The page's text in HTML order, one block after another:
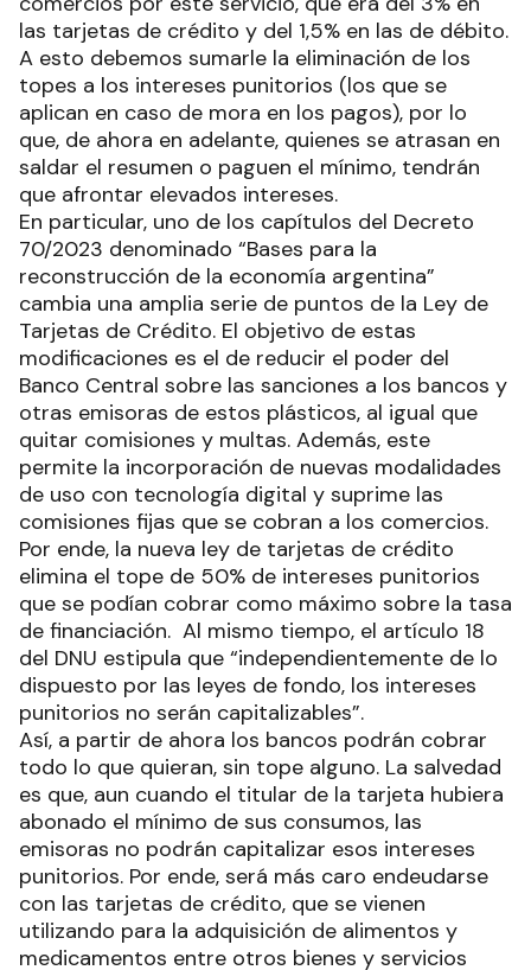
las tarjetas de crédito y del 1,5% en las de débito.
A esto debemos sumarle la eliminación de los
topes a los intereses punitorios (los que se
aplican en caso de mora en los pagos), por lo
que, de ahora en adelante, quienes se atrasan en
saldar el resumen o paguen el mínimo, tendrán
que afrontar elevados intereses.
En particular, uno de los capítulos del Decreto
70/2023 denominado “Bases para la
reconstrucción de la economía argentina”
cambia una amplia serie de puntos de la Ley de
Tarjetas de Crédito. El objetivo de estas
modificaciones es el de reducir el poder del
Banco Central sobre las sanciones a los bancos y
otras emisoras de estos plásticos, al igual que
quitar comisiones y multas. Además, este
permite la incorporación de nuevas modalidades
de uso con tecnología digital y suprime las
comisiones fijas que se cobran a los comercios.
Por ende, la nueva ley de tarjetas de crédito
elimina el tope de 50% de intereses punitorios
que se podían cobrar como máximo sobre la tasa
de financiación. Al mismo tiempo, el artículo 18
del DNU estipula que “independientemente de lo
dispuesto por las leyes de fondo, los intereses
punitorios no serán capitalizables”.
Así, a partir de ahora los bancos podrán cobrar
todo lo que quieran, sin tope alguno. La salvedad
es que, aun cuando el titular de la tarjeta hubiera
abonado el mínimo de sus consumos, las
emisoras no podrán capitalizar esos intereses
punitorios. Por ende, será más caro endeudarse
con las tarjetas de crédito, que se vienen
utilizando para la adquisición de alimentos y
medicamentos entre otros bienes y servicios